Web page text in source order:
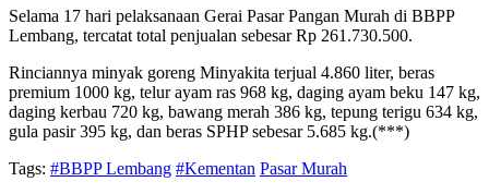
Selama 17 hari pelaksanaan Gerai Pasar Pangan Murah di BBPP
Lembang, tercatat total penjualan sebesar Rp 261.730.500.
Rinciannya minyak goreng Minyakita terjual 4.860 liter, beras
premium 1000 kg, telur ayam ras 968 kg, daging ayam beku 147 kg,
daging kerbau 720 kg, bawang merah 386 kg, tepung terigu 634 kg,
gula pasir 395 kg, dan beras SPHP sebesar 5.685 kg.(***)
Tags: #BBPP Lembang #Kementan Pasar Murah